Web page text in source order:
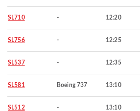
SL710 - 12:20
SL756 - 12:25
SL537 - 12:35
SL581 Boeing 737 13:10
SL512 - 13:10